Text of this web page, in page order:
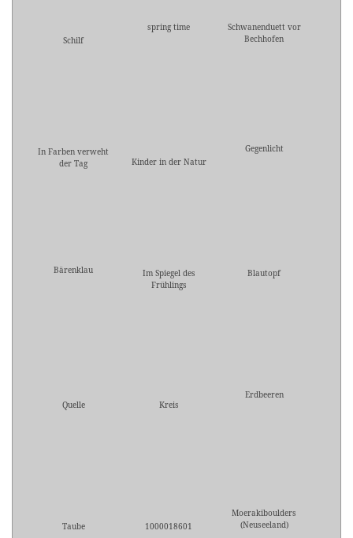
Schilf
spring time
Schwanenduett vor
Bechhofen
In Farben verweht
der Tag
Kinder in der Natur
Gegenlicht
Bärenklau
Im Spiegel des
Frühlings
Blautopf
Quelle Kreis
Erdbeeren
Taube 1000018601
Moerakiboulders
(Neuseeland)